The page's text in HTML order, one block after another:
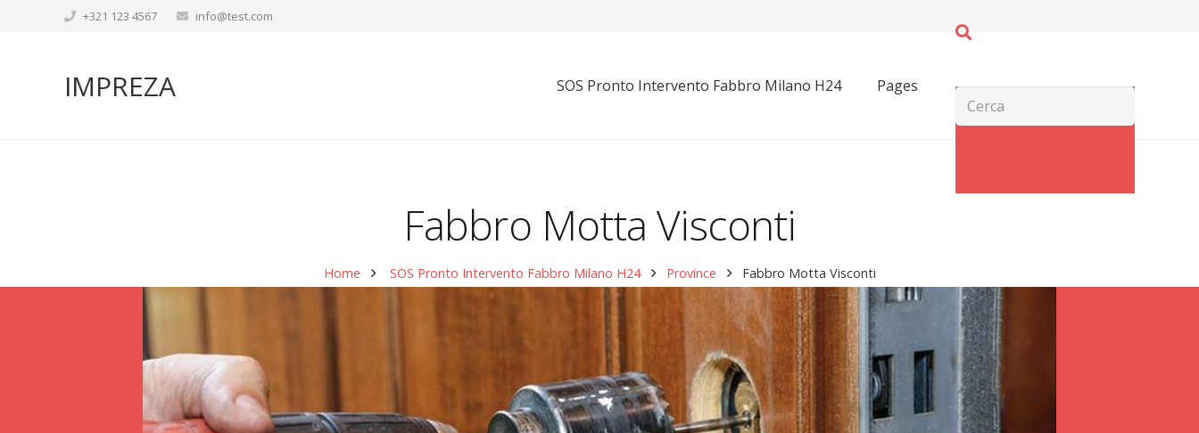
+321 123 4567 info@test.com
IMPREZA SOS Pronto Intervento Fabbro Milano H24 Pages
Fabbro Motta Visconti
Home SOS Pronto Intervento Fabbro Milano H24 Province Fabbro Motta Visconti